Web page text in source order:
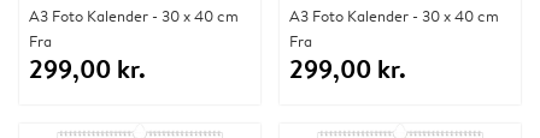
A3 Foto Kalender - 30 x 40 cm
Fra
299,00 kr.
A3 Foto Kalender - 30 x 40 cm
Fra
299,00 kr.